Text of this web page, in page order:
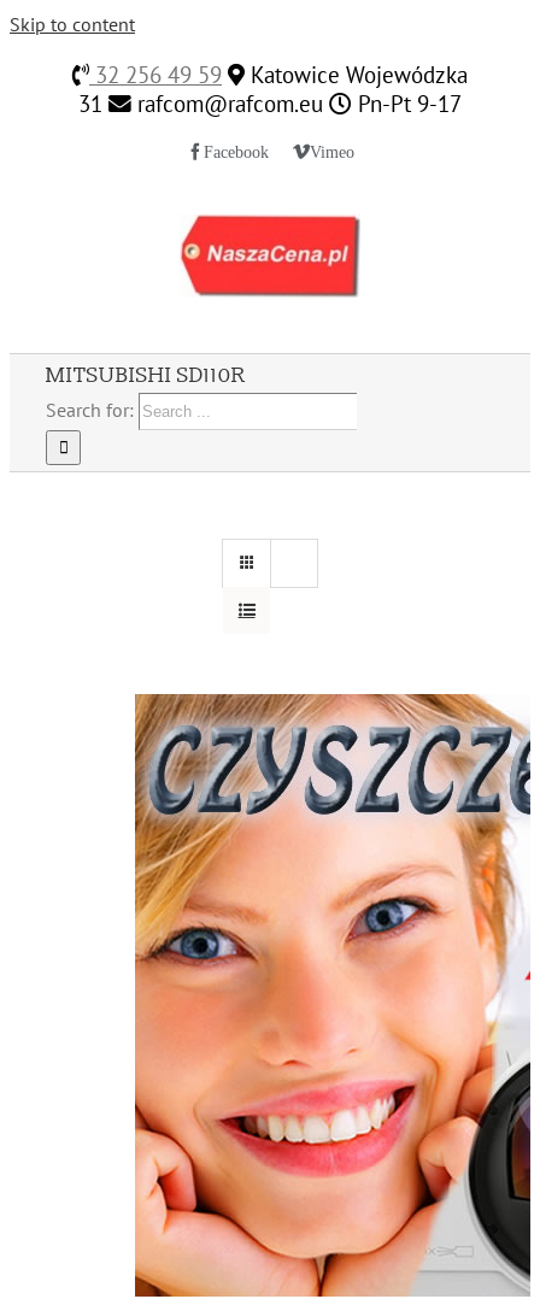
Skip to content
32 256 49 59
Katowice Wojewódzka
31
rafcom@rafcom.eu Pn-Pt 9-17
Facebook Vimeo
MITSUBISHI SD110R
Search for: